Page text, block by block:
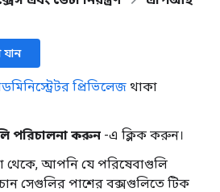
যান
প্রিভিলেজ থাকা
পরিচালনা করুন -এ ক্লিক করুন।
থেকে, আপনি যে পরিষেবাগুলি
সেগুলির পাশের বক্সগুলিতে টিক